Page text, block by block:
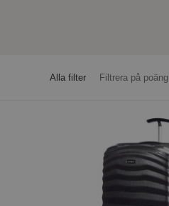
Alla filter Filtrera på poäng